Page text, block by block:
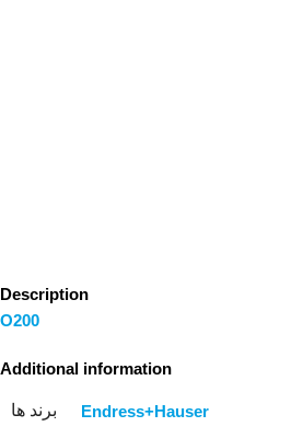
Description
O200
Additional information
برند ها Endress+Hauser